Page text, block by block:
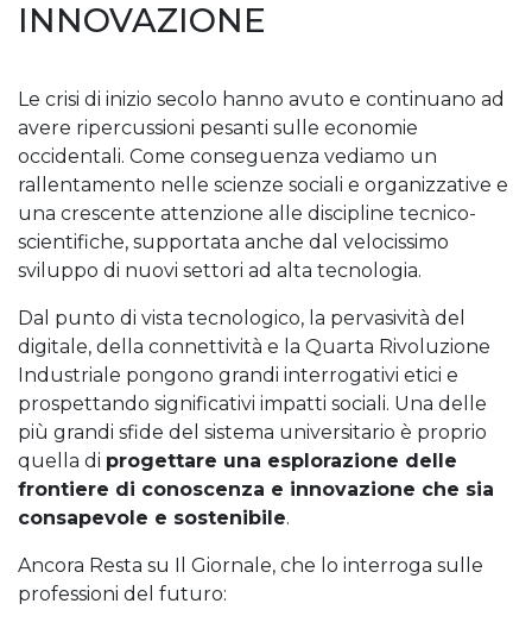
INNOVAZIONE
Le crisi di inizio secolo hanno avuto e continuano ad
avere ripercussioni pesanti sulle economie
occidentali. Come conseguenza vediamo un
rallentamento nelle scienze sociali e organizzative e
una crescente attenzione alle discipline tecnico-
scientifiche, supportata anche dal velocissimo
sviluppo di nuovi settori ad alta tecnologia.
Dal punto di vista tecnologico, la pervasività del
digitale, della connettività e la Quarta Rivoluzione
Industriale pongono grandi interrogativi etici e
prospettando significativi impatti sociali. Una delle
più grandi sfide del sistema universitario è proprio
quella di progettare una esplorazione delle
frontiere di conoscenza e innovazione che sia
consapevole e sostenibile.
Ancora Resta su Il Giornale, che lo interroga sulle
professioni del futuro: